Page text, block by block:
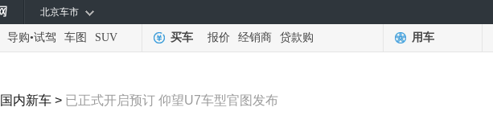
北京车市
导购•试驾 车图 SUV 买车 报价 经销商 贷款购 用车
国内新车 > 已正式开启预订 仰望U7车型官图发布